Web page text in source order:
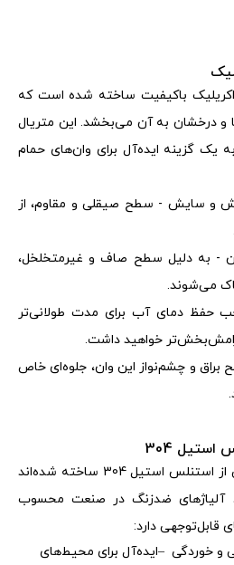
باکیفیت ساخته شده است که
و درخشان به آن می‌بخشد. این متریال
یک گزینه ایده‌آل برای وان‌های حمام
و سایش - سطح صیقلی و مقاوم، از
.
- به دلیل سطح صاف و غیرمتخلخل،
می‌شوند.
حفظ دمای آب برای مدت طولانی‌تر
خواهید داشت.
و چشم‌نواز این وان، جلوه‌ای خاص
.
304
شاسی و پایه‌های وان شانلی از استنلس استیل 304 ساخته شده‌اند
آلیاژهای ضدزنگ در صنعت محسوب
قابل‌توجهی دارد:
و خوردگی –ایده‌آل برای محیط‌های